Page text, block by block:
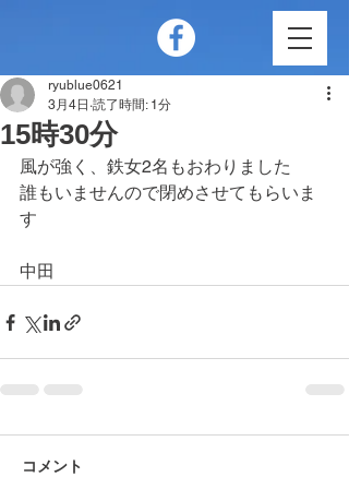
15時30分
ryublue0621
3月4日 読了時間: 1分
風が強く、鉄女2名もおわりました
誰もいませんので閉めさせてもらいま
す
中田
コメント